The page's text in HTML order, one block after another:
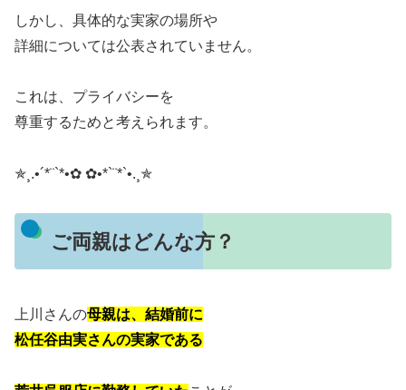
しかし、具体的な実家の場所や
詳細については公表されていません。
これは、プライバシーを
尊重するためと考えられます。
​✯¸.•´*¨`*•✿ ✿•*`¨*`•.¸✯
ご両親はどんな方？
上川さんの母親は、結婚前に
松任谷由実さんの実家である